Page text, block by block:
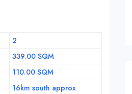
2
339.00 SQM
110.00 SQM
16km south approx